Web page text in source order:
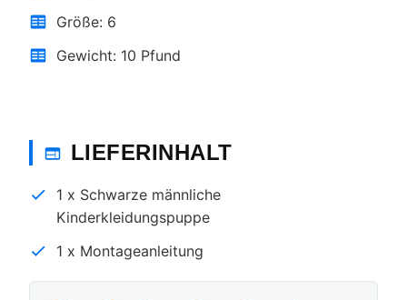
Größe: 6
Gewicht: 10 Pfund
LIEFERINHALT
1 x Schwarze männliche
Kinderkleidungspuppe
1 x Montageanleitung